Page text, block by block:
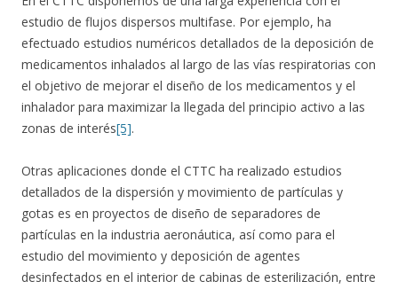
estudio de flujos dispersos multifase. Por ejemplo, ha
efectuado estudios numéricos detallados de la deposición de
medicamentos inhalados al largo de las vías respiratorias con
el objetivo de mejorar el diseño de los medicamentos y el
inhalador para maximizar la llegada del principio activo a las
zonas de interés[5].
Otras aplicaciones donde el CTTC ha realizado estudios
detallados de la dispersión y movimiento de partículas y
gotas es en proyectos de diseño de separadores de
partículas en la industria aeronáutica, así como para el
estudio del movimiento y deposición de agentes
desinfectados en el interior de cabinas de esterilización, entre